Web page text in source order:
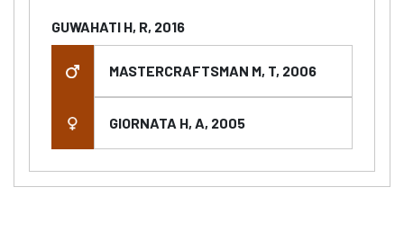
GUWAHATI H, R, 2016
MASTERCRAFTSMAN M, T, 2006
GIORNATA H, A, 2005